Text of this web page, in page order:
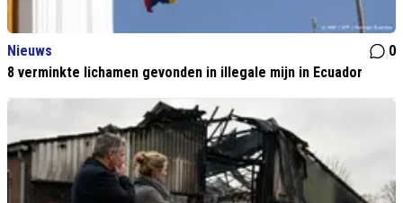
Nieuws
0
8 verminkte lichamen gevonden in illegale mijn in Ecuador